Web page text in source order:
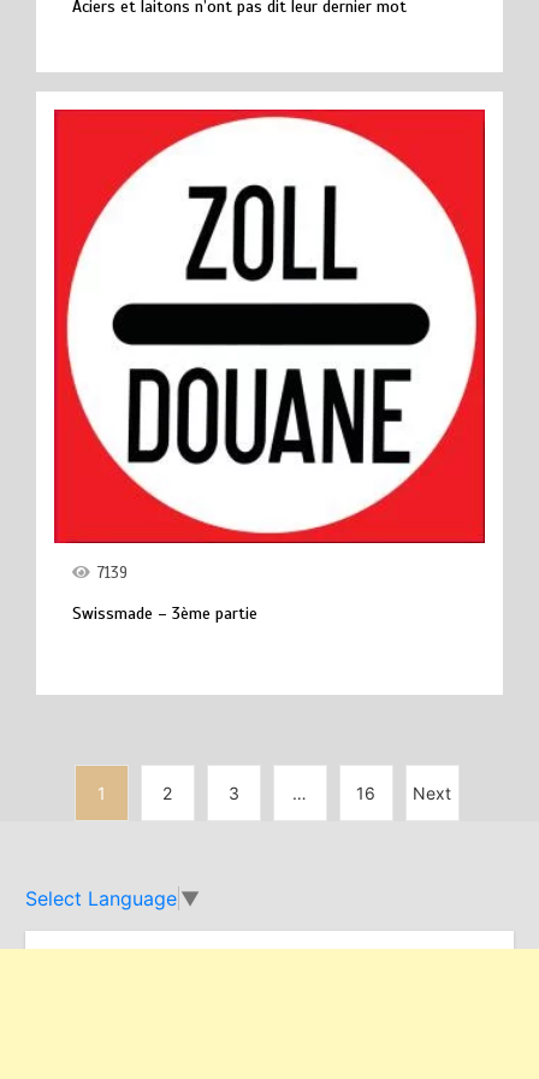
Aciers et laitons n’ont pas dit leur dernier mot
7139
Swissmade – 3ème partie
1 2 3 … 16 Next
Select Language ▼